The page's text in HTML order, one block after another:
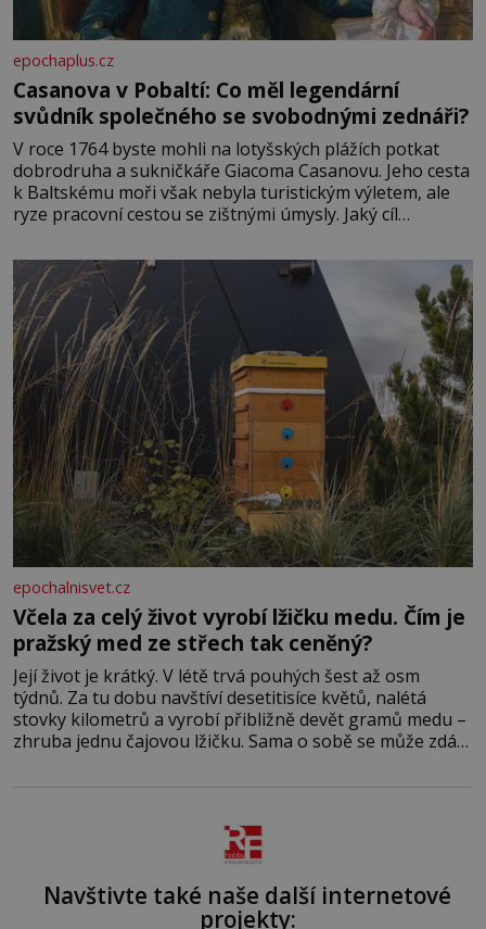
epochaplus.cz
Casanova v Pobaltí: Co měl legendární
svůdník společného se svobodnými zednáři?
V roce 1764 byste mohli na lotyšských plážích potkat
dobrodruha a sukničkáře Giacoma Casanovu. Jeho cesta
k Baltskému moři však nebyla turistickým výletem, ale
ryze pracovní cestou se zištnými úmysly. Jaký cíl
lotyšské Rigy? Casanova v Pobaltí kontaktoval tamní
zednářské lóže. Nebyl v této oblasti žádným nováčkem,
protože do zednářské
epochalnisvet.cz
Včela za celý život vyrobí lžičku medu. Čím je
pražský med ze střech tak ceněný?
Její život je krátký. V létě trvá pouhých šest až osm
týdnů. Za tu dobu navštíví desetitisíce květů, nalétá
stovky kilometrů a vyrobí přibližně devět gramů medu –
zhruba jednu čajovou lžičku. Sama o sobě se může zdát
Navštivte také naše další internetové
projekty: